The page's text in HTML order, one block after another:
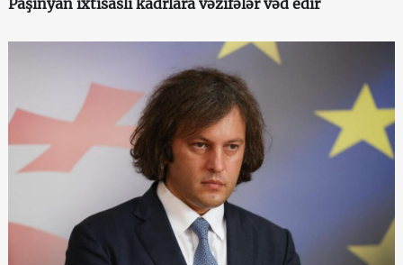
Paşinyan ixtisaslı kadrlara vəzifələr vəd edir